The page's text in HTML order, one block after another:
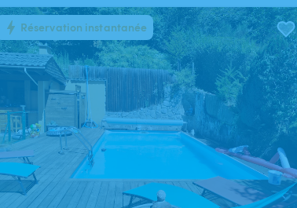
1/1 Réservation instantanée